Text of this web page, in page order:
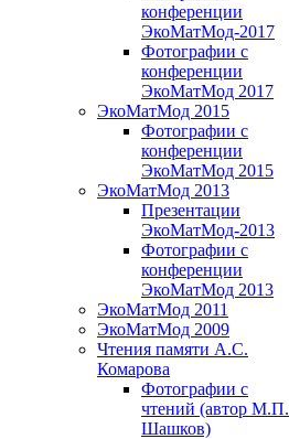
конференции
ЭкоМатМод-2017
Фотографии с
конференции
ЭкоМатМод 2017
ЭкоМатМод 2015
Фотографии с
конференции
ЭкоМатМод 2015
ЭкоМатМод 2013
Презентации
ЭкоМатМод-2013
Фотографии с
конференции
ЭкоМатМод 2013
ЭкоМатМод 2011
ЭкоМатМод 2009
Чтения памяти А.С.
Комарова
Фотографии с
чтений (автор М.П.
Шашков)